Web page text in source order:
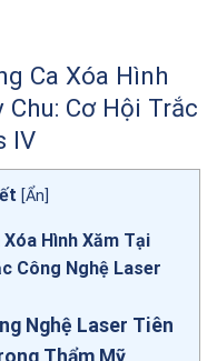
Ca Xóa Hình
Cơ Hội Trắc
IV
[Ẩn
Hình Xăm Tại
Công Nghệ Laser
Nghệ Laser Tiên
Thẩm Mỹ